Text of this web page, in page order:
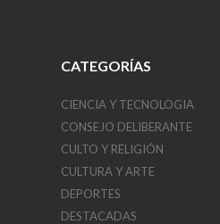
CATEGORÍAS
CIENCIA Y TECNOLOGIA
CONSEJO DELIBERANTE
CULTO Y RELIGIÓN
CULTURA Y ARTE
DEPORTES
DESTACADAS